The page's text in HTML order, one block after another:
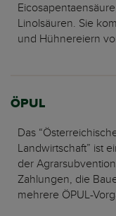
Linolsäuren. Sie
und Hühnereiern
ÖPUL
Das
Landwirtschaft” ist
der
Zahlungen, die
mehrere ÖPUL-